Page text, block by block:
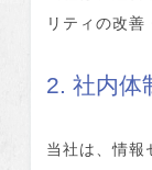
リティの改善
2. 社内体
当社は、情報